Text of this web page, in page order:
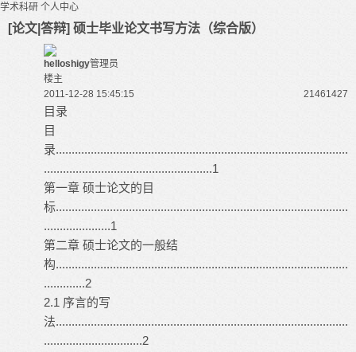
学术科研 个人中心
[论文|答辩] 硕士毕业论文书写方法（综合版）
helloshigy管理员
楼主
2011-12-28 15:45:15
21461427
目录
目
录............................................................................................
.....................................................1
第一章 硕士论文的目
标............................................................................................
.....................1
第二章 硕士论文的一般结
构............................................................................................
.............2
2.1 序言的写
法............................................................................................
...............................2